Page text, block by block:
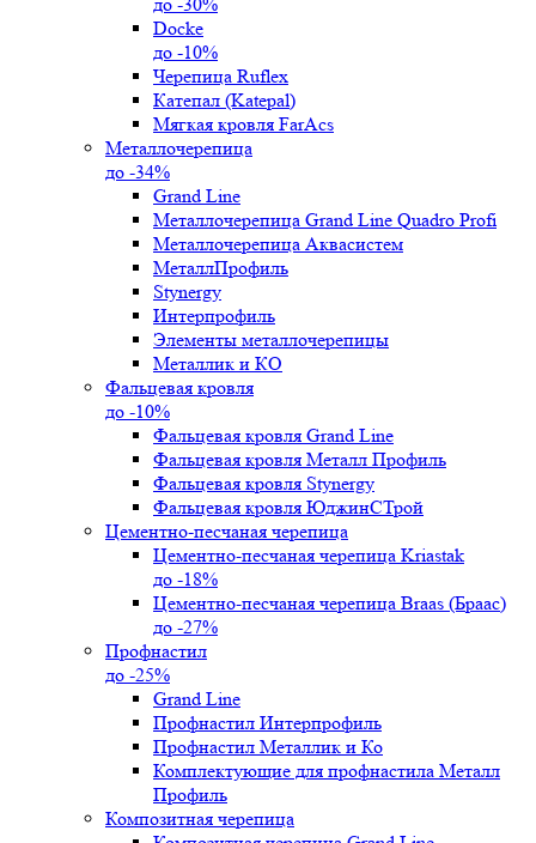
Docke
до -10%
Черепица Ruflex
Катепал (Katepal)
Мягкая кровля FarAcs
Металлочерепица
до -34%
Grand Line
Металлочерепица Grand Line Quadro Profi
Металлочерепица Аквасистем
МеталлПрофиль
Stynergy
Интерпрофиль
Элементы металлочерепицы
Металлик и КО
Фальцевая кровля
до -10%
Фальцевая кровля Grand Line
Фальцевая кровля Металл Профиль
Фальцевая кровля Stynergy
Фальцевая кровля ЮджинСТрой
Цементно-песчаная черепица
Цементно-песчаная черепица Kriastak
до -18%
Цементно-песчаная черепица Braas (Браас)
до -27%
Профнастил
до -25%
Grand Line
Профнастил Интерпрофиль
Профнастил Металлик и Ко
Комплектующие для профнастила Металл
Профиль
Композитная черепица